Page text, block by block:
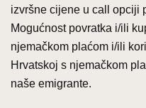
izvršne cijene u call opciji
Mogućnost povratka i/ili
njemačkom plaćom i/ili
Hrvatskoj s njemačkom
naše emigrante.